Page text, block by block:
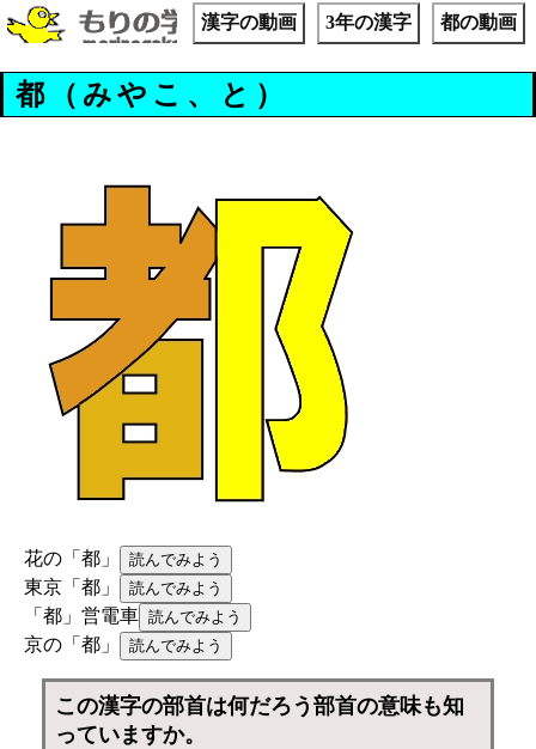
漢字の動画 3年の漢字 都の動画
都（みやこ、と）
花の「都」
東京「都」
「都」営電車
京の「都」
この漢字の部首は何だろう部首の意味も知
っていますか。